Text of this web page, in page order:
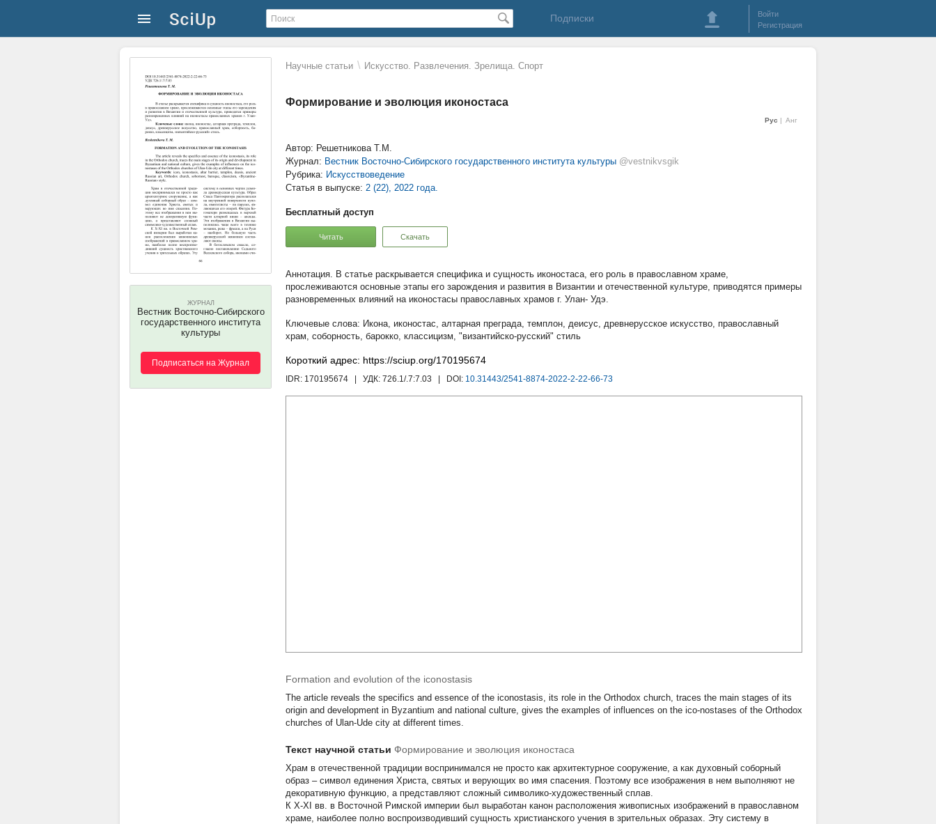
Подписки
Войти
Регистрация
Научные статьи \ Искусство. Развлечения. Зрелища. Спорт
Формирование и эволюция иконостаса
Рус Анг
ЖУРНАЛ
Вестник Восточно-Сибирского
государственного института
культуры
Подписаться на Журнал
Автор: Решетникова Т.М.
Журнал: Вестник Восточно-Сибирского государственного института культуры @vestnikvsgik
Рубрика: Искусствоведение
Статья в выпуске: 2 (22), 2022 года.
Бесплатный доступ
Читать Скачать
В статье раскрывается специфика и сущность иконостаса, его роль в православном храме,
прослеживаются основные этапы его зарождения и развития в Византии и отечественной культуре, приводятся примеры
разновременных влияний на иконостасы православных храмов г. Улан- Удэ.
Икона, иконостас, алтарная преграда, темплон, деисус, древнерусское искусство, православный
храм, соборность, барокко, классицизм, "византийско-русский" стиль
Короткий адрес: https://sciup.org/170195674
IDR: 170195674 | УДК: 726.1/.7:7.03 | DOI: 10.31443/2541-8874-2022-2-22-66-73
Formation and evolution of the iconostasis
The article reveals the specifics and essence of the iconostasis, its role in the Orthodox church, traces the main stages of its
origin and development in Byzantium and national culture, gives the examples of influences on the ico-nostases of the Orthodox
churches of Ulan-Ude city at different times.
Текст научной статьи Формирование и эволюция иконостаса
Храм в отечественной традиции воспринимался не просто как архитектурное сооружение, а как духовный соборный
образ – символ единения Христа, святых и верующих во имя спасения. Поэтому все изображения в нем выполняют не
декоративную функцию, а представляют сложный символико-художественный сплав.
К X-XI вв. в Восточной Римской империи был выработан канон расположения живописных изображений в православном
храме, наиболее полно воспроизводивший сущность христианского учения в зрительных образах. Эту систему в